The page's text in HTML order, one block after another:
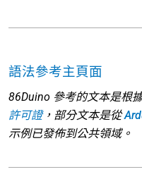
語法參考主頁面
86Duino 參考的文本是根
許可證，部分文本是從
示例已發佈到公共領域。